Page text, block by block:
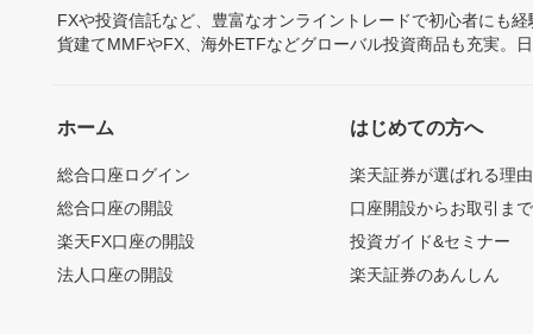
FXや投資信託など、豊富なオンライントレードで初心者にも
貨建てMMFやFX、海外ETFなどグローバル投資商品も充実。
ホーム
総合口座ログイン
総合口座の開設
楽天FX口座の開設
法人口座の開設
はじめての方へ
楽天証券が選ばれる理由
口座開設からお取引ま
投資ガイド&セミナー
楽天証券のあんしん